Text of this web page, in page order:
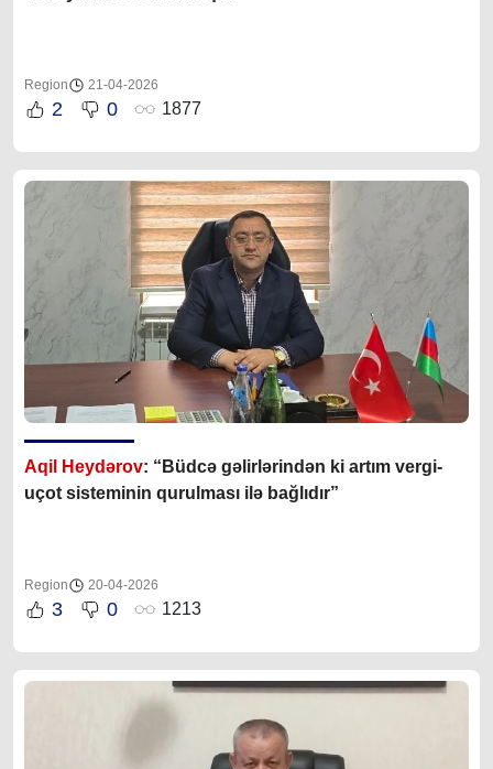
Region 21-04-2026
2 0 1877
Aqil Heydərov: “Büdcə gəlirlərindən ki artım vergi-
uçot sisteminin qurulması ilə bağlıdır”
Region 20-04-2026
3 0 1213